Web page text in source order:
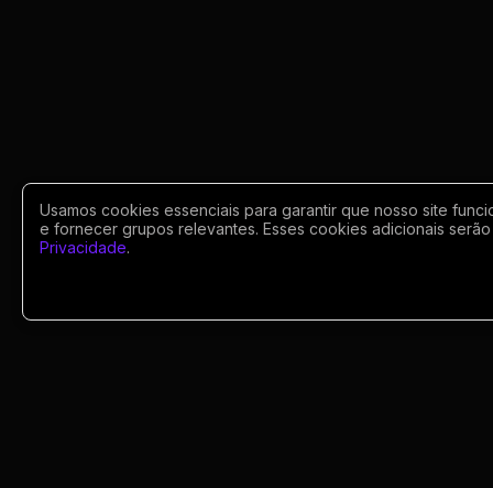
Usamos cookies essenciais para garantir que nosso site
e fornecer grupos relevantes. Esses cookies adicionais
Privacidade.